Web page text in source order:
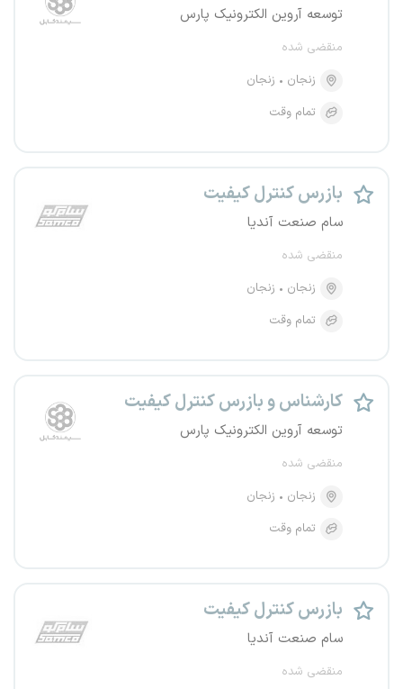
توسعه آروین الکترونیک پارس
منقضی شده
زنجان
زنجان
تمام وقت
بازرس کنترل کیفیت
سام صنعت آندیا
منقضی شده
زنجان
زنجان
تمام وقت
کارشناس و بازرس کنترل کیفیت
توسعه آروین الکترونیک پارس
منقضی شده
زنجان
زنجان
تمام وقت
بازرس کنترل کیفیت
سام صنعت آندیا
منقضی شده